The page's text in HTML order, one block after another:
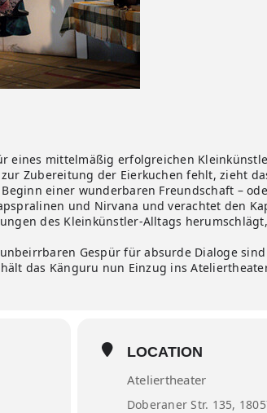
eines mittelmäßig erfolgreichen
Zubereitung der Eierkuchen fehlt, zieht
einer wunderbaren Freundschaft –
und Nirvana und verachtet den
des Kleinkünstler-Alltags
Gespür für absurde Dialoge
das Känguru nun Einzug ins
LOCATION
Ateliertheater
Doberaner Str. 135,